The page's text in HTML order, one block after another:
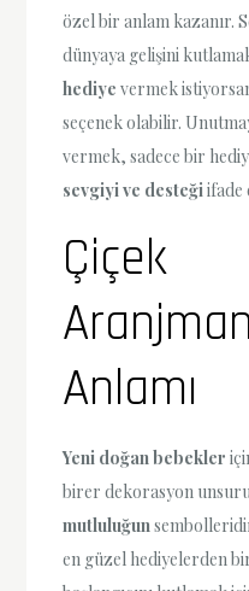
özel bir anlam kazanır.
dünyaya gelişini
hediye vermek
seçenek olabilir.
vermek, sadece bir
sevgiyi ve desteği ifade
Çiçek
Anlamı
Yeni doğan bebekler
birer dekorasyon
mutluluğun
en güzel hediyelerden